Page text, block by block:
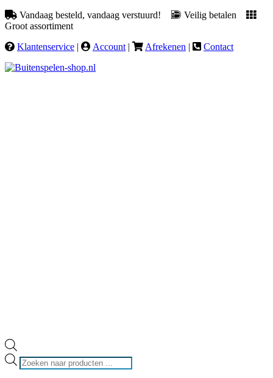
Vandaag besteld, vandaag verstuurd!
Veilig betalen
Groot assortiment
Klantenservice | Account | Afrekenen | Contact
Producten
zoeken